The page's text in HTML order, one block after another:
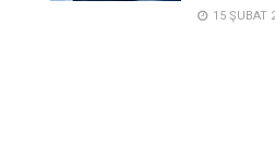
15 ŞUBAT